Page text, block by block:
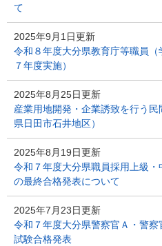
て
2025年9月1日更新
令和８年度大分県教育庁等職員
７年度実施）
2025年8月25日更新
産業用地開発・企業誘致を行う
県日田市石井地区）
2025年8月19日更新
令和７年度大分県職員採用上級
の最終合格発表について
2025年7月23日更新
令和７年度大分県警察官Ａ・警
試験合格発表